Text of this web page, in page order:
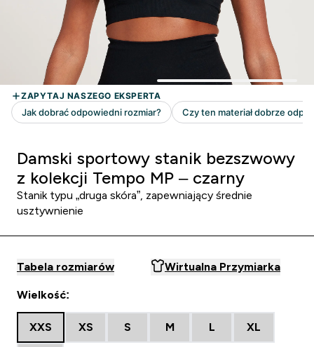
Damski sportowy stanik bezszwowy
z kolekcji Tempo MP – czarny
Stanik typu „druga skóra”, zapewniający średnie
usztywnienie
Tabela rozmiarów Wirtualna Przymiarka
Wielkość:
XXS XS S M L XL